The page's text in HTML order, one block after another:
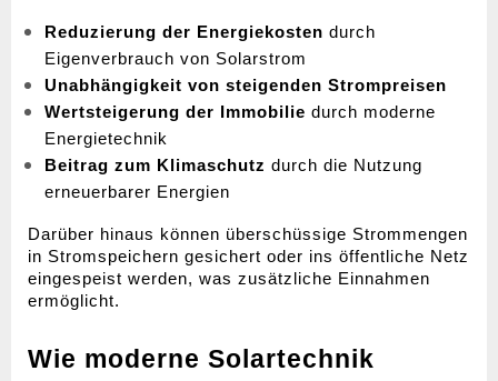
Reduzierung der Energiekosten durch
Eigenverbrauch von Solarstrom
Unabhängigkeit von steigenden Strompreisen
Wertsteigerung der Immobilie durch moderne
Energietechnik
Beitrag zum Klimaschutz durch die Nutzung
erneuerbarer Energien
Darüber hinaus können überschüssige Strommengen
in Stromspeichern gesichert oder ins öffentliche Netz
eingespeist werden, was zusätzliche Einnahmen
ermöglicht.
Wie moderne Solartechnik